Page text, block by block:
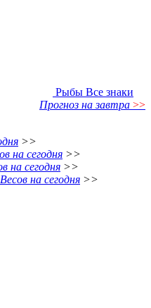
Рыбы Все знаки
Прогноз на завтра >>
>>
на сегодня >>
на сегодня >>
на сегодня >>